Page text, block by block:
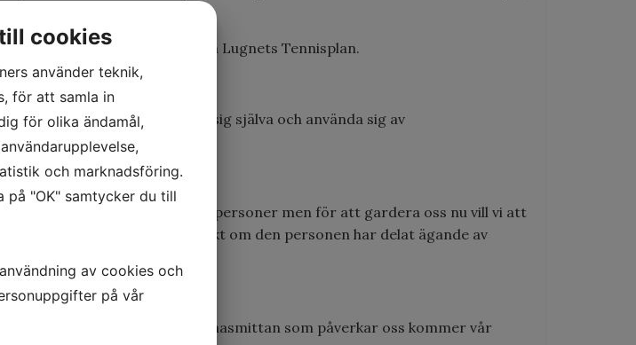
har årsstämman utomhus, på Lugnets Tennisplan.
tillhör en riskgrupp, skydda sig själva och använda sig av
årsstämmor varit ungefär 30 personer men för att gardera oss nu vill vi att
kommer och då med fullmakt om den personen har delat ägande av
skärpa till reglerna mot Coronasmittan som påverkar oss kommer vår
cookies
använder teknik,
för att samla in
för olika ändamål,
och marknadsföring.
på "OK" samtycker du till
av cookies och
på vår